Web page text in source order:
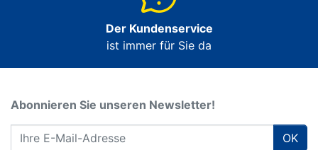
Der Kundenservice
ist immer für Sie da
Abonnieren Sie unseren Newsletter!
OK